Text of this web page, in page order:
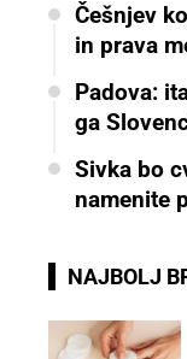
Češnjev
in prava
Padova:
ga
Sivka bo
namenite
NAJBOLJ